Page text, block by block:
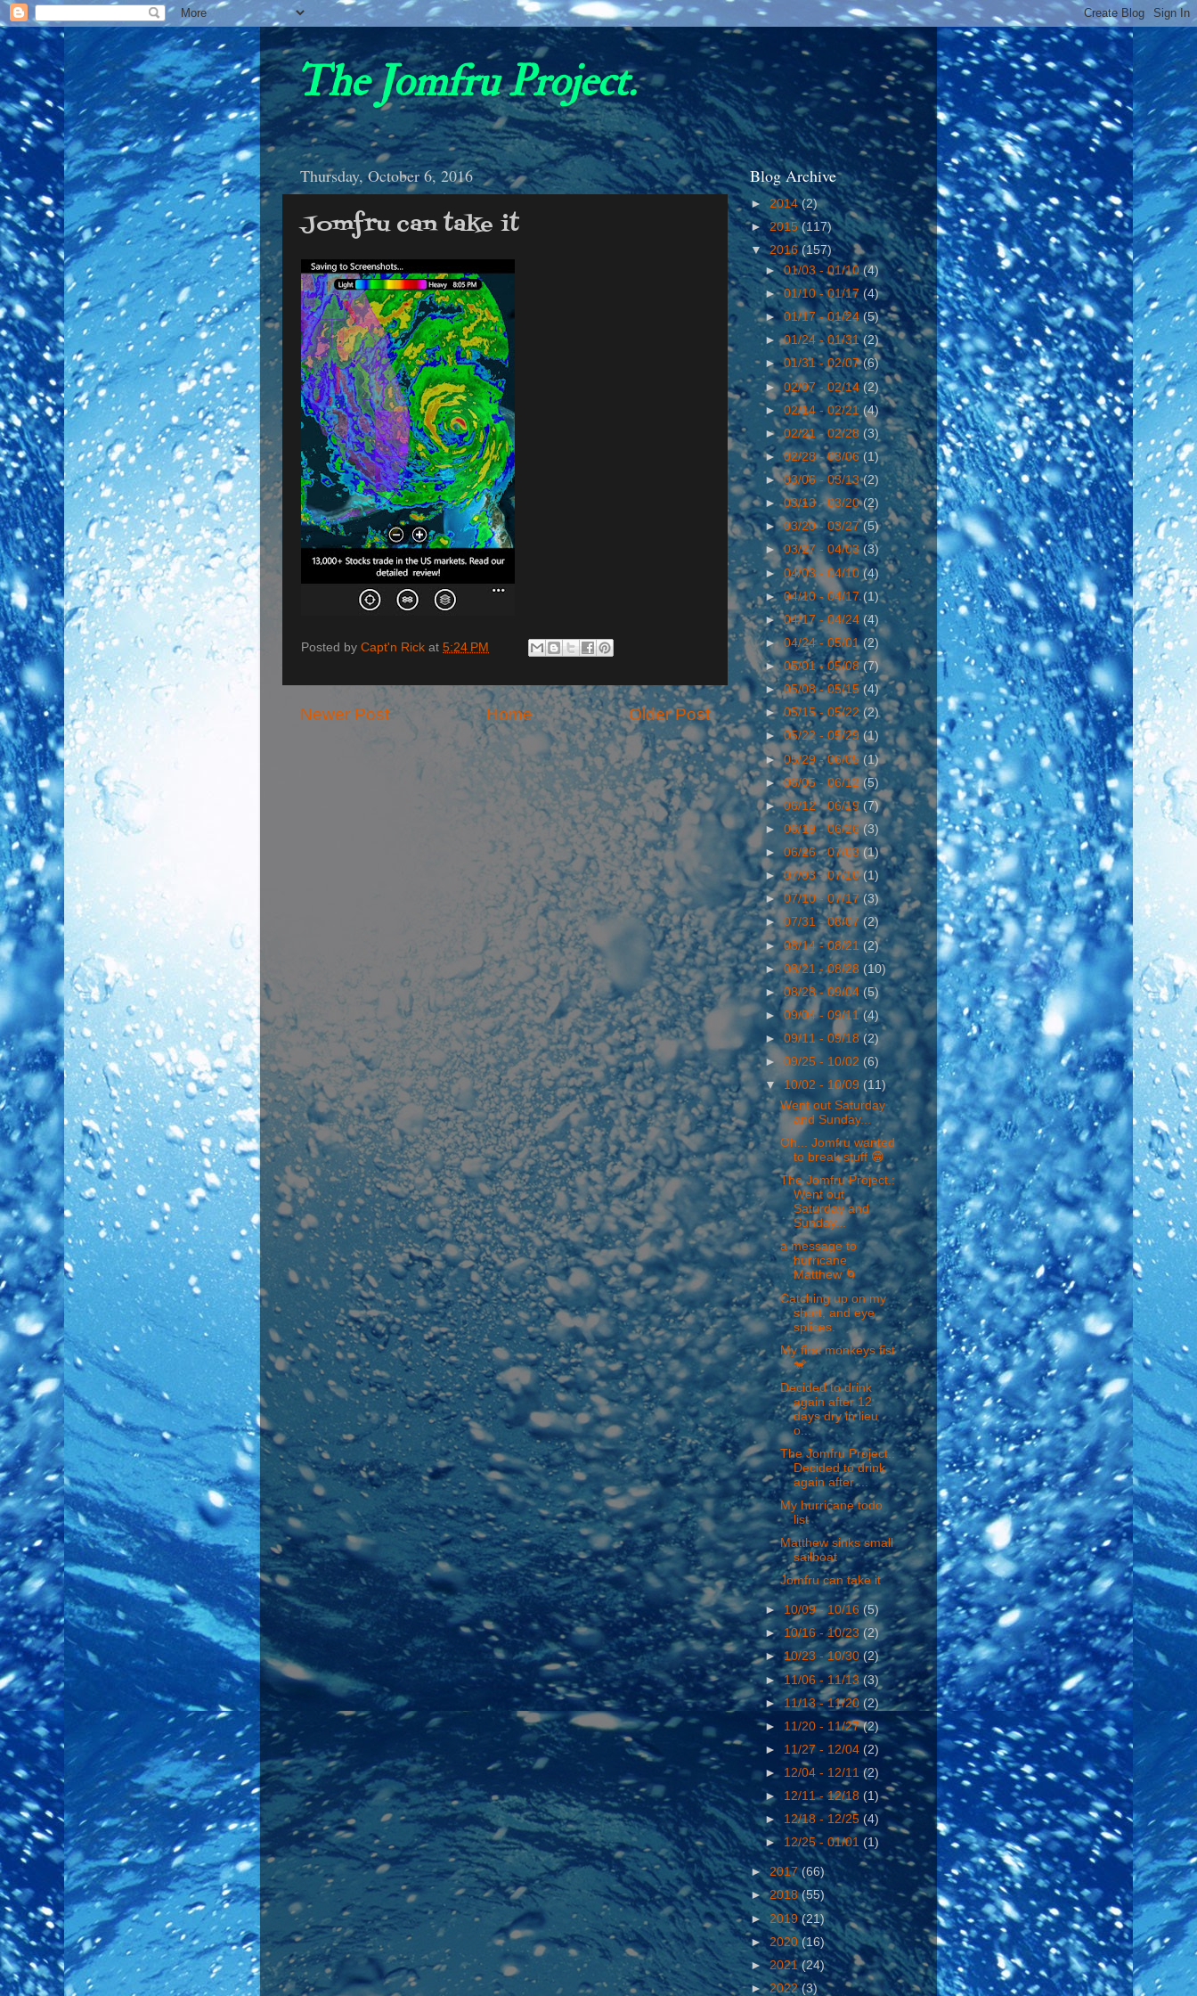
The Jomfru Project.
Thursday, October 6, 2016
Jomfru can take it
Posted by Capt'n Rick at 5:24 PM
Newer Post Older Post
Home
Blog Archive
► 2014(2)
►2015(117)
▼2016(157)
►01/03 - 01/10(4)
►01/10 - 01/17 (4)
►01/17 - 01/24(5)
►01/24 - 01/31(2)
►01/31 - 02/07(6)
►02/07 - 02/14(2)
►02/14 - 02/21(4)
►02/21 - 02/28 (3)
►02/28 - 03/06 (1)
►03/06 - 03/13(2)
►03/13 - 03/20(2)
►03/20 - 03/27(5)
►03/27 - 04/03(3)
►04/03 - 04/10(4)
►04/10 - 04/17 (1)
►04/17 - 04/24 (4)
►04/24 - 05/01(2)
►05/01 - 05/08(7)
►05/08 - 05/15(4)
►05/15 - 05/22 (2)
►05/22 - 05/29(1)
►05/29 - 06/05 (1)
►06/05 - 06/12(5)
►06/12 - 06/19 (7)
►06/19 - 06/26(3)
►06/26 - 07/03(1)
►07/03 - 07/10(1)
►07/10 - 07/17 (3)
►07/31 - 08/07 (2)
►08/14 - 08/21 (2)
►08/21 - 08/28 (10)
►08/28 - 09/04(5)
►09/04 - 09/11(4)
►09/11 - 09/18(2)
►09/25 - 10/02 (6)
▼10/02 - 10/09 (11)
Went out Saturday
and Sunday...
Oh... Jomfru wanted
to break stuff 😁
The Jomfru Project.:
Went out
Saturday and
Sunday...
a message to
hurricane
Matthew 🌀
Catching up on my
short, and eye
splices.
My first monkeys fist
🐒
Decided to drink
again after 12
days dry in lieu
o...
The Jomfru Project.:
Decided to drink
again after ...
My hurricane todo
list
Matthew sinks small
sailboat
Jomfru can take it
► 10/09 - 10/16 (5)
► 10/16 - 10/23(2)
►10/23 - 10/30(2)
►11/06 - 11/13(3)
►11/13 - 11/20 (2)
► 11/20 - 11/27(2)
► 11/27 - 12/04 (2)
► 12/04 - 12/11(2)
► 12/11 - 12/18 (1)
► 12/18 - 12/25 (4)
► 12/25 - 01/01(1)
►2017(66)
►2018(55)
► 2019(21)
►2020(16)
►2021(24)
►2022(3)